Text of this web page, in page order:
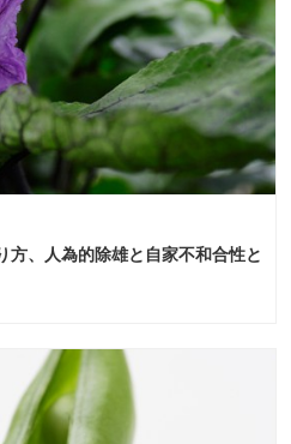
方、人為的除雄と自家不和合性と